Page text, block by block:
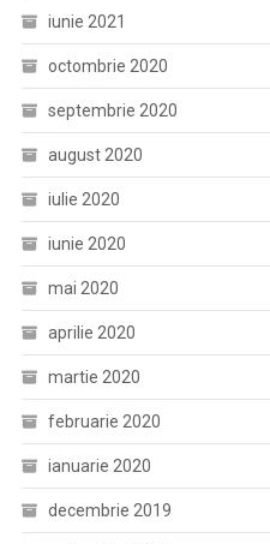
iunie 2021
octombrie 2020
septembrie 2020
august 2020
iulie 2020
iunie 2020
mai 2020
aprilie 2020
martie 2020
februarie 2020
ianuarie 2020
decembrie 2019